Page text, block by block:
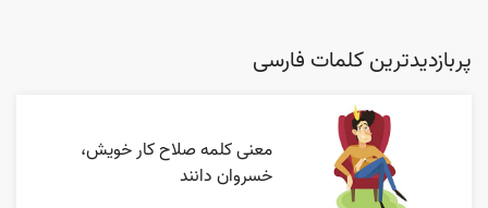
پربازدیدترین کلمات فارسی
معنی کلمه صلاح کار خویش،
خسروان دانند